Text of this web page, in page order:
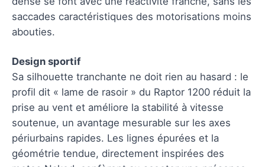
saccades caractéristiques des motorisations moins
abouties.
Design sportif
Sa silhouette tranchante ne doit rien au hasard : le
profil dit « lame de rasoir » du Raptor 1200 réduit la
prise au vent et améliore la stabilité à vitesse
soutenue, un avantage mesurable sur les axes
périurbains rapides. Les lignes épurées et la
géométrie tendue, directement inspirées des